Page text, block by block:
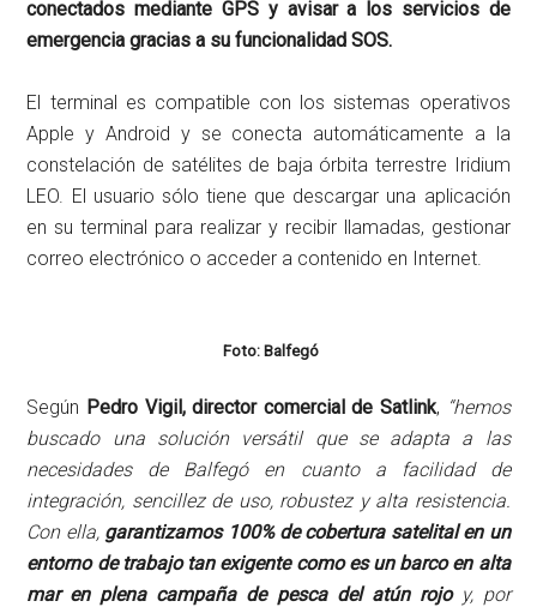
conectados mediante GPS y avisar a los servicios de
emergencia gracias a su funcionalidad SOS.
El terminal es compatible con los sistemas operativos
Apple y Android y se conecta automáticamente a la
constelación de satélites de baja órbita terrestre Iridium
LEO. El usuario sólo tiene que descargar una aplicación
en su terminal para realizar y recibir llamadas, gestionar
correo electrónico o acceder a contenido en Internet.
Foto: Balfegó
Según Pedro Vigil, director comercial de Satlink, “hemos
buscado una solución versátil que se adapta a las
necesidades de Balfegó en cuanto a facilidad de
integración, sencillez de uso, robustez y alta resistencia.
Con ella, garantizamos 100% de cobertura satelital en un
entorno de trabajo tan exigente como es un barco en alta
mar en plena campaña de pesca del atún rojoy, por